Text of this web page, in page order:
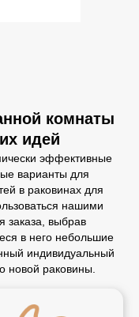
комнаты
идей
эффективные
варианты для
в раковинах для
нашими
заказа, выбрав
в него небольшие
индивидуальный
новой раковины.